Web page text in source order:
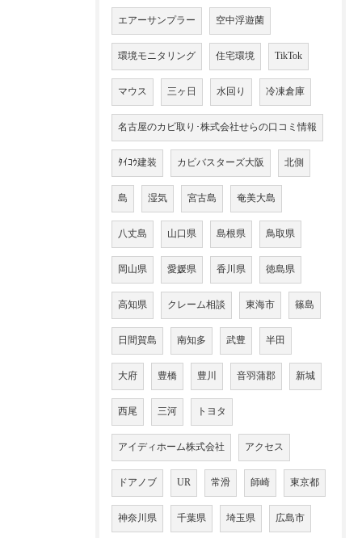
エアーサンプラー 空中浮遊菌
環境モニタリング 住宅環境 TikTok
マウス 三ヶ日 水回り 冷凍倉庫
名古屋のカビ取り･株式会社せらの口コミ情報
ﾀｲｺｳ建装 カビバスターズ大阪 北側
島 湿気 宮古島 奄美大島
八丈島 山口県 島根県 鳥取県
岡山県 愛媛県 香川県 徳島県
高知県 クレーム相談 東海市 篠島
日間賀島 南知多 武豊 半田
大府 豊橋 豊川 音羽蒲郡 新城
西尾 三河 トヨタ
アイディホーム株式会社 アクセス
ドアノブ UR 常滑 師崎 東京都
神奈川県 千葉県 埼玉県 広島市